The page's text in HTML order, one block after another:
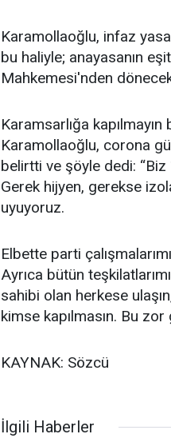
Karamollaoğlu, infaz
bu haliyle; anayasanın
Mahkemesi'nden
Karamsarlığa
Karamollaoğlu, corona
belirtti ve şöyle dedi: “Biz
Gerek hijyen, gerekse
uyuyoruz.
Elbette parti
Ayrıca bütün
sahibi olan herkese
kimse kapılmasın. Bu
KAYNAK: Sözcü
İlgili Haberler